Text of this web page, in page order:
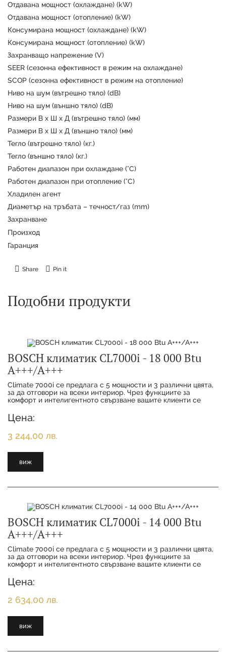
Отдавана мощност (охлаждане) (kW)
Отдавана мощност (отопление) (kW)
Консумирана мощност (охлаждане) (kW)
Консумирана мощност (отопление) (kW)
Захранващо напрежение (V)
SEER (сезонна ефективност в режим на охлаждане)
SCOP (сезонна ефективност в режим на отопление)
Ниво на шум (вътрешно тяло) (dB)
Ниво на шум (външно тяло) (dB)
Размери В х Ш х Д (вътрешно тяло) (мм)
Размери В х Ш х Д (външно тяло) (мм)
Тегло (вътрешно тяло) (кг.)
Тегло (външно тяло) (кг.)
Работен диапазон при охлаждане (°C)
Работен диапазон при отопление (°C)
Хладилен агент
Диаметър на тръбата – течност/газ (mm)
Захранване
Произход
Гаранция
Share Pin it
Подобни продукти
BOSCH климатик CL7000i - 18 000 Btu
А+++/А+++
Climate 7000i се предлага с 5 мощности и 3 различни цвята,
за да отговори на всеки интериор. Чрез функциите за
комфорт и интелигентното свързване вашите клиенти се
Цена:
3 244,00 лв.
виж
BOSCH климатик CL7000i - 14 000 Btu
А+++/А+++
Climate 7000i се предлага с 5 мощности и 3 различни цвята,
за да отговори на всеки интериор. Чрез функциите за
комфорт и интелигентното свързване вашите клиенти се
Цена:
2 634,00 лв.
виж